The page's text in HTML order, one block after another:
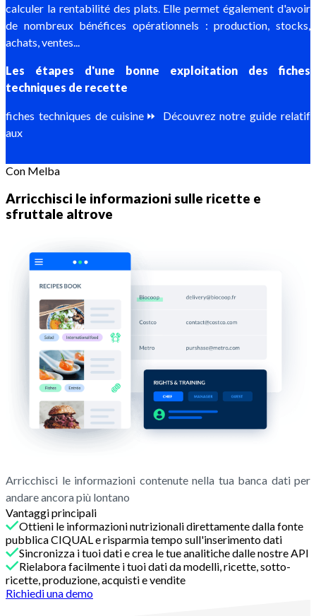
calculer la rentabilité des plats. Elle permet également d'avoir
de nombreux bénéfices opérationnels : production, stocks,
achats, ventes...
Les étapes d'une bonne exploitation des fiches
techniques de recette
fiches techniques de cuisine⏩ Découvrez notre guide relatif
aux
Con Melba
Arricchisci le informazioni sulle ricette e
sfruttale altrove
Arricchisci le informazioni contenute nella tua banca dati per
andare ancora più lontano
Vantaggi principali
Ottieni le informazioni nutrizionali direttamente dalla fonte
pubblica CIQUAL e risparmia tempo sull'inserimento dati
Sincronizza i tuoi dati e crea le tue analitiche dalle nostre API
Rielabora facilmente i tuoi dati da modelli, ricette, sotto-
ricette, produzione, acquisti e vendite
Richiedi una demo